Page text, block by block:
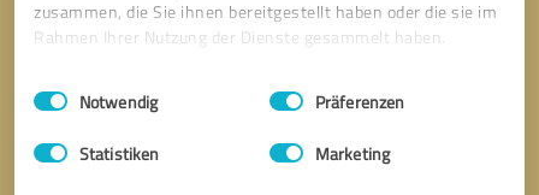
zusammen, die Sie ihnen bereitgestellt haben oder die sie im
Rahmen Ihrer Nutzung der Dienste gesammelt haben.
Impressum Datenschutzbestimmungen
Einwilligungsauswahl
Notwendig Präferenzen
Statistiken Marketing